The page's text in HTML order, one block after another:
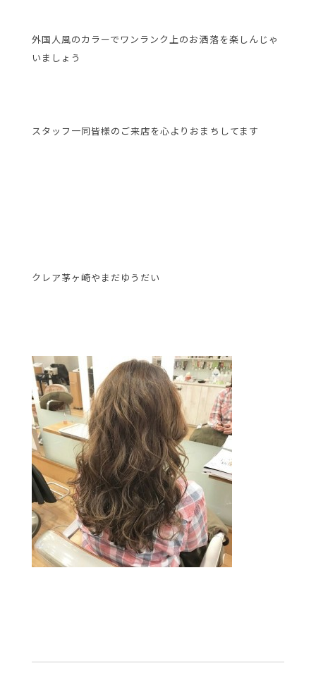
外国人風のカラーでワンランク上のお洒落を楽しんじゃ
いましょう
スタッフ一同皆様のご来店を心よりおまちしてます
クレア茅ヶ崎やまだゆうだい